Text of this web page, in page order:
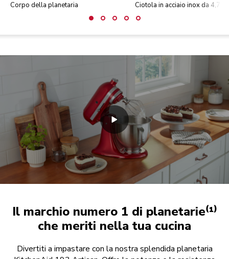
Corpo della planetaria Ciotola in acciaio inox da 4,7 L
Il marchio numero 1 di planetarie⁽¹⁾
che meriti nella tua cucina
Divertiti a impastare con la nostra splendida planetaria